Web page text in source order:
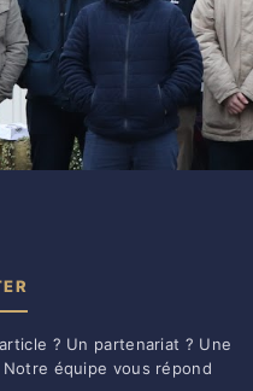
? Un partenariat ? Une
équipe vous répond